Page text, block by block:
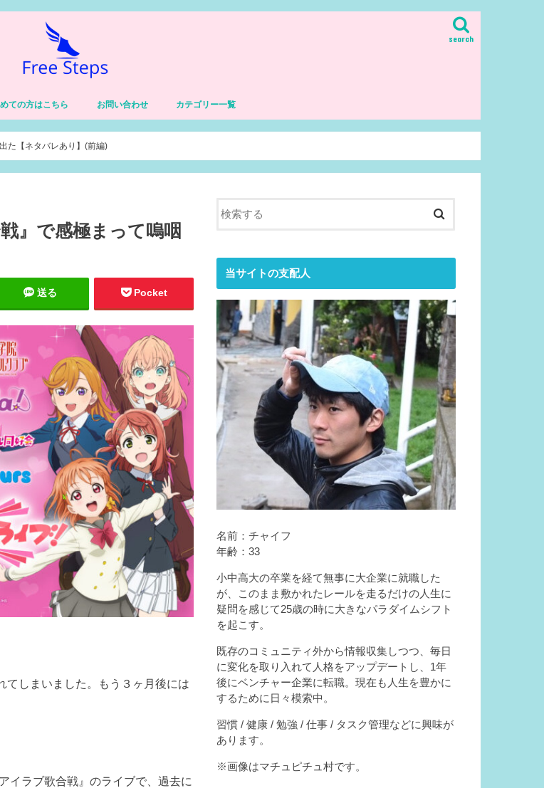
search
ての方はこちら お問い合わせ カテゴリー一覧
習慣
健康
価値観・自己理解・哲学
仕事
チャイフの人生
体験談
た【ネタバレあり】(前編)
』で感極まって嗚咽
送る Pocket
てしまいました。もう３ヶ月後には
イラブ歌合戦』のライブで、過去に
当サイトの支配人
名前：チャイフ
年齢：33
小中高大の卒業を経て無事に大企業に就職した
が、このまま敷かれたレールを走るだけの人生に
疑問を感じて25歳の時に大きなパラダイムシフト
を起こす。
既存のコミュニティ外から情報収集しつつ、毎日
に変化を取り入れて人格をアップデートし、1年
後にベンチャー企業に転職。現在も人生を豊かに
するために日々模索中。
習慣 / 健康 / 勉強 / 仕事 / タスク管理などに興味が
あります。
※画像はマチュピチュ村です。